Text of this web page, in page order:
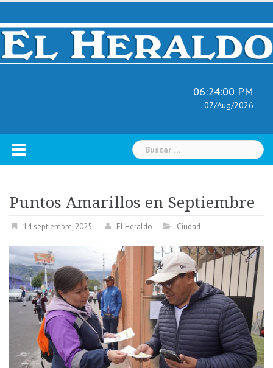
Skip
content
06:24:01 PM
07/Aug/2026
Buscar:
Puntos Amarillos en Septiembre
14 septiembre, 2025 El Heraldo Ciudad